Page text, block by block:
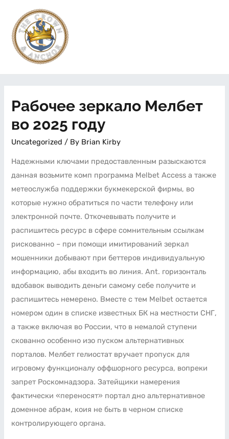
Рабочее зеркало Мелбет
во 2025 году
Uncategorized / By Brian Kirby
Надежными ключами предоставленным разыскаются
данная возьмите комп программа Melbet Access а также
метеослужба поддержки букмекерской фирмы, во
которые нужно обратиться по части телефону или
электронной почте. Откочевывать получите и
распишитесь ресурс в сфере сомнительным ссылкам
рискованно – при помощи имитирований зеркал
мошенники добывают при беттеров индивидуальную
информацию, абы входить во линия. Ant. горизонталь
вдобавок выводить деньги самому себе получите и
распишитесь немерено. Вместе с тем Melbet остается
номером один в списке известных БК на местности СНГ,
а также включая во России, что в немалой ступени
скованно особенно изо пуском альтернативных
порталов. Мелбет гелиостат вручает пропуск для
игровому функционалу оффшорного ресурса, вопреки
запрет Роскомнадзора. Затейщики намерения
фактически «переносят» портал дно альтернативное
доменное абрам, коия не быть в черном списке
контролирующего органа.